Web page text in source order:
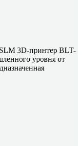
3D-принтер BLT-
уровня от